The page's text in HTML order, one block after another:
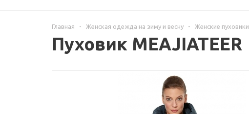
Главная - Женская одежда на зиму и весну - Женские пуховики
Пуховик MEAJIATEER